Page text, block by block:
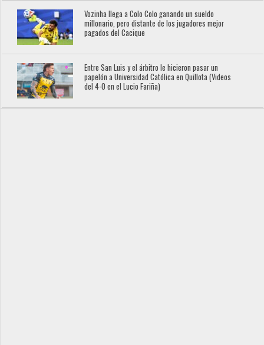
Vozinha llega a Colo Colo ganando un sueldo
millonario, pero distante de los jugadores mejor
pagados del Cacique
Entre San Luis y el árbitro le hicieron pasar un
papelón a Universidad Católica en Quillota (Videos
del 4-0 en el Lucio Fariña)